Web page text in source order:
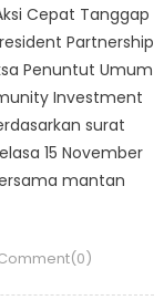
Cepat Tanggap
Partnership
Penuntut Umum
Investment
surat
15 November
mantan